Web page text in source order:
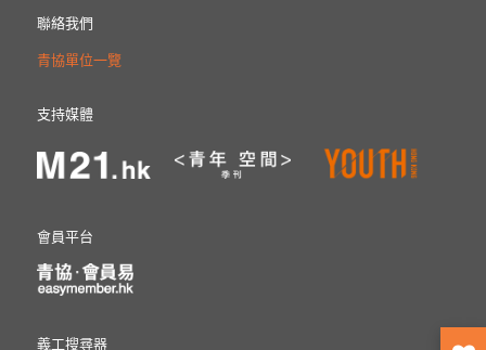
聯絡我們
青協單位一覽
支持媒體
會員平台
義工搜尋器